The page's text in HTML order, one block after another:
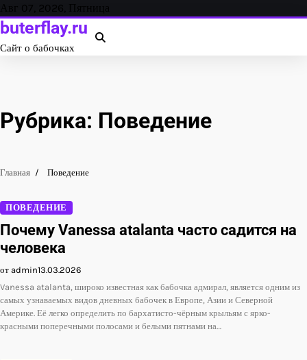
Перейти
к
Авг 07, 2026, Пятница
buterflay.ru
Сайт о бабочках
Рубрика: Поведение
Главная Поведение
ПОВЕДЕНИЕ
Почему Vanessa atalanta часто садится на
человека
от admin13.03.2026
Vanessa atalanta, широко известная как бабочка адмирал, является одним из
самых узнаваемых видов дневных бабочек в Европе, Азии и Северной
Америке. Её легко определить по бархатисто-чёрным крыльям с ярко-
красными поперечными полосами и белыми пятнами на…